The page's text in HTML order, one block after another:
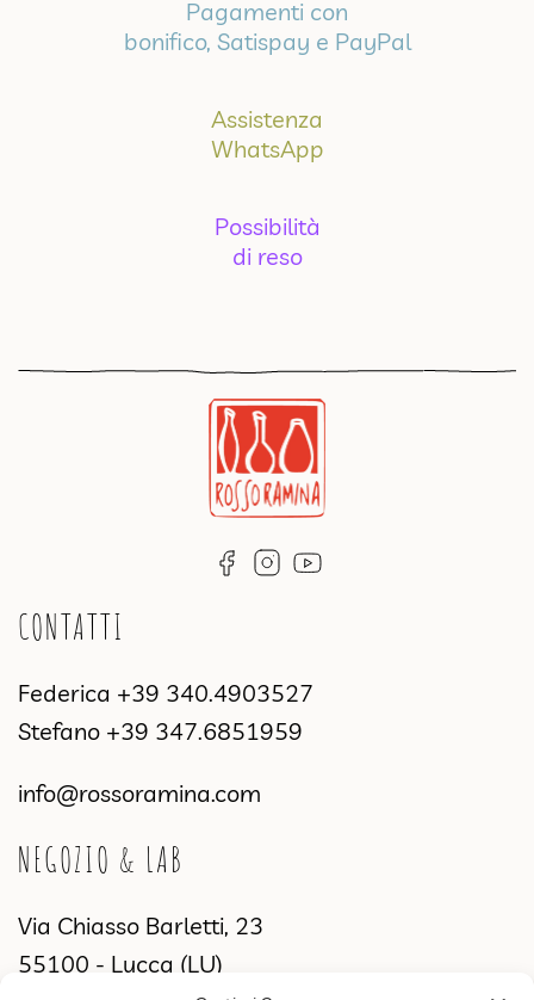
Pagamenti con
bonifico, Satispay e PayPal
Assistenza
WhatsApp
Possibilità
di reso
CONTATTI
Federica +39 340.4903527
Stefano +39 347.6851959
info@rossoramina.com
NEGOZIO & LAB
Via Chiasso Barletti, 23
55100 - Lucca (LU)